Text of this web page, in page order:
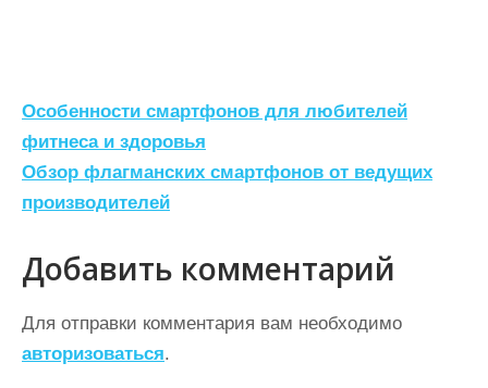
Н
а
в
и
г
а
ц
и
Особенности смартфонов для любителей
фитнеса и здоровья
Обзор флагманских смартфонов от ведущих
производителей
Добавить комментарий
Для отправки комментария вам необходимо
авторизоваться.